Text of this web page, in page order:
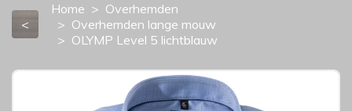
<
Home
Overhemden
Overhemden lange mouw
OLYMP Level 5 lichtblauw